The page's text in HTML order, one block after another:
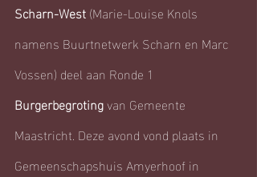
Scharn-West (Marie-Louise Knols
namens Buurtnetwerk Scharn en Marc
Vossen) deel aan Ronde 1
Burgerbegroting van Gemeente
Maastricht. Deze avond vond plaats in
Gemeenschapshuis Amyerhoof in